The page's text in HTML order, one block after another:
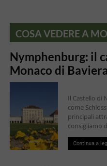
COSA VEDERE A
Nymphenburg: il
Monaco di Baviera
Il Castello di
come
principali
consigliamo
Continua a